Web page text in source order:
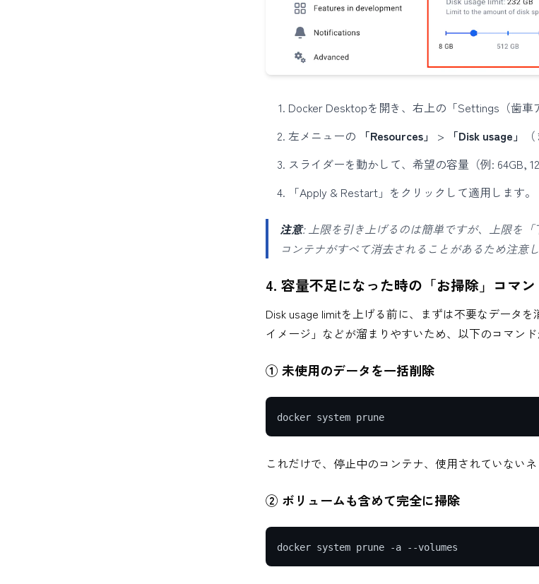
Docker Desktopを開き、右上の「Settings（歯車
左メニューの
「Resources」 > 「Disk usage」
スライダーを動かして、希望の容量（例: 64GB,
「Apply & Restart」をクリックして適用します。
注意: 上限を引き上げるのは簡単ですが、上限を
コンテナがすべて消去されることがあるため注意
4. 容量不足になった時の「お掃除」コマン
Disk usage limitを上げる前に、まずは不要なデータ
イメージ」などが溜まりやすいため、以下のコマンド
① 未使用のデータを一括削除
これだけで、停止中のコンテナ、使用されていない
② ボリュームも含めて完全に掃除